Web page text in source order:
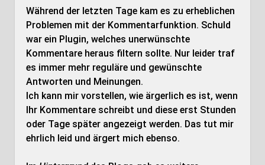
Während der letzten Tage kam es zu erheblichen
Problemen mit der Kommentarfunktion. Schuld
war ein Plugin, welches unerwünschte
Kommentare heraus filtern sollte. Nur leider traf
es immer mehr reguläre und gewünschte
Antworten und Meinungen.
Ich kann mir vorstellen, wie ärgerlich es ist, wenn
Ihr Kommentare schreibt und diese erst Stunden
oder Tage später angezeigt werden. Das tut mir
ehrlich leid und ärgert mich ebenso.